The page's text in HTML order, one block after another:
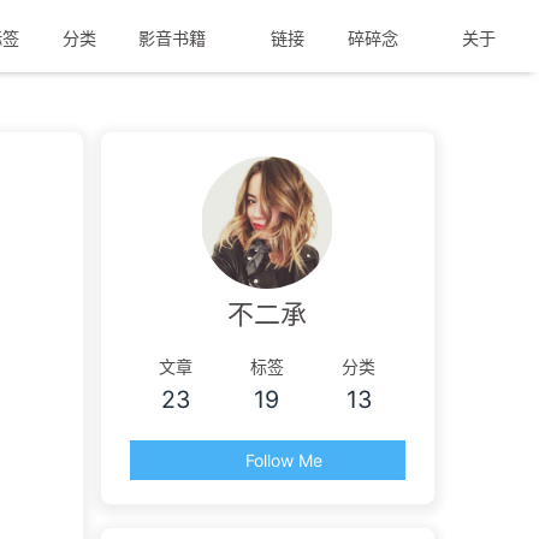
分类 影音书籍 链接 碎碎念 关于
不二承
文章
23
标签
19
分类
13
Follow Me